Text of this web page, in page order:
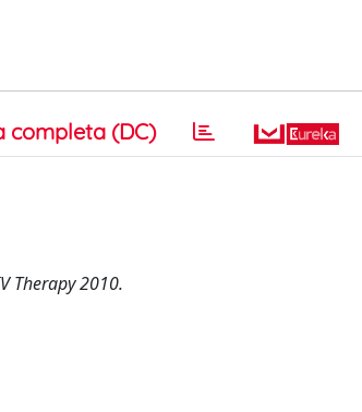
completa (DC)
Therapy 2010.